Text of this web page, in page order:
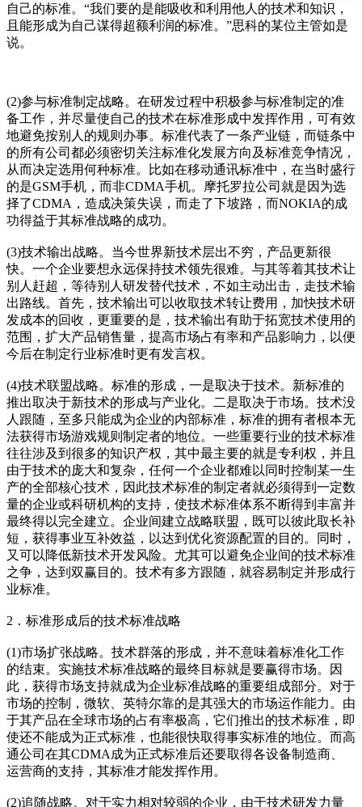
自己的标准。“我们要的是能吸收和利用他人的技术和知识，
且能形成为自己谋得超额利润的标准。”思科的某位主管如是
说。
(2)参与标准制定战略。在研发过程中积极参与标准制定的准
备工作，并尽量使自己的技术在标准形成中发挥作用，可有效
地避免按别人的规则办事。标准代表了一条产业链，而链条中
的所有公司都必须密切关注标准化发展方向及标准竞争情况，
从而决定选用何种标准。比如在移动通讯标准中，在当时盛行
的是GSM手机，而非CDMA手机。摩托罗拉公司就是因为选
择了CDMA，造成决策失误，而走了下坡路，而NOKIA的成
功得益于其标准战略的成功。
(3)技术输出战略。当今世界新技术层出不穷，产品更新很
快。一个企业要想永远保持技术领先很难。与其等着其技术让
别人赶超，等待别人研发替代技术，不如主动出击，走技术输
出路线。首先，技术输出可以收取技术转让费用，加快技术研
发成本的回收，更重要的是，技术输出有助于拓宽技术使用的
范围，扩大产品销售量，提高市场占有率和产品影响力，以便
今后在制定行业标准时更有发言权。
(4)技术联盟战略。标准的形成，一是取决于技术。新标准的
推出取决于新技术的形成与产业化。二是取决于市场。技术没
人跟随，至多只能成为企业的内部标准，标准的拥有者根本无
法获得市场游戏规则制定者的地位。一些重要行业的技术标准
往往涉及到很多的知识产权，其中最主要的就是专利权，并且
由于技术的庞大和复杂，任何一个企业都难以同时控制某一生
产的全部核心技术，因此技术标准的制定者就必须得到一定数
量的企业或科研机构的支持，使技术标准体系不断得到丰富并
最终得以完全建立。企业间建立战略联盟，既可以彼此取长补
短，获得事业互补效益，以达到优化资源配置的目的。同时，
又可以降低新技术开发风险。尤其可以避免企业间的技术标准
之争，达到双赢目的。技术有多方跟随，就容易制定并形成行
业标准。
2．标准形成后的技术标准战略
(1)市场扩张战略。技术群落的形成，并不意味着标准化工作
的结束。实施技术标准战略的最终目标就是要赢得市场。因
此，获得市场支持就成为企业标准战略的重要组成部分。对于
市场的控制，微软、英特尔靠的是其强大的市场运作能力。由
于其产品在全球市场的占有率极高，它们推出的技术标准，即
使还不能成为正式标准，也能很快取得事实标准的地位。而高
通公司在其CDMA成为正式标准后还要取得各设备制造商、
运营商的支持，其标准才能发挥作用。
(2)追随战略。对于实力相对较弱的企业，由于技术研发力量